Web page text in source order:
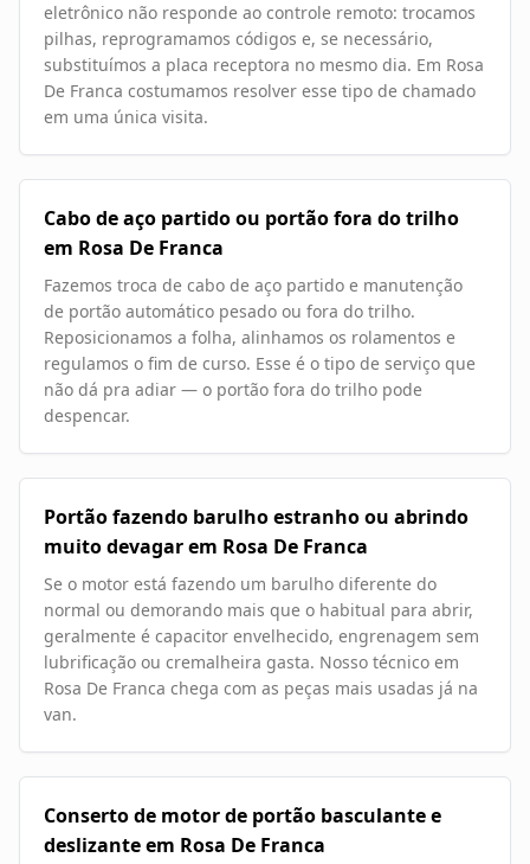
eletrônico não responde ao controle remoto: trocamos
pilhas, reprogramamos códigos e, se necessário,
substituímos a placa receptora no mesmo dia. Em Rosa
De Franca costumamos resolver esse tipo de chamado
em uma única visita.
Cabo de aço partido ou portão fora do trilho
em Rosa De Franca
Fazemos troca de cabo de aço partido e manutenção
de portão automático pesado ou fora do trilho.
Reposicionamos a folha, alinhamos os rolamentos e
regulamos o fim de curso. Esse é o tipo de serviço que
não dá pra adiar — o portão fora do trilho pode
despencar.
Portão fazendo barulho estranho ou abrindo
muito devagar em Rosa De Franca
Se o motor está fazendo um barulho diferente do
normal ou demorando mais que o habitual para abrir,
geralmente é capacitor envelhecido, engrenagem sem
lubrificação ou cremalheira gasta. Nosso técnico em
Rosa De Franca chega com as peças mais usadas já na
van.
Conserto de motor de portão basculante e
deslizante em Rosa De Franca